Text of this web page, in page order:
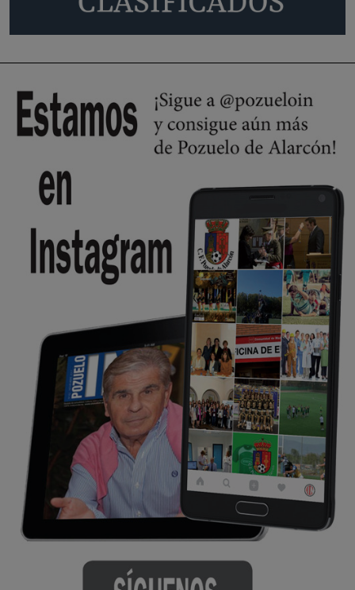
Policía o en la politica
Pozuelo de Alarcón
🔴 EXCLUSIVA | El comisario de la …
Pozuelo de Alarcón
🔴 EXCLUSIVA | El comisario de la …